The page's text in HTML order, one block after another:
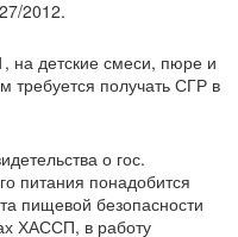
2012.
на детские смеси, пюре и
требуется получать СГР в
о гос.
питания понадобится
пищевой безопасности
ХАССП, в работу